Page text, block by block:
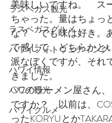
ラスベガス観光
ラスベガスグルメ
ハワイフォトウェディング
ハワイ情報
ハワイ観光
ハワイグルメ
美味しいですね。　ス
ちゃった。量はちょっ
な？　でも味は好き。
て感じで、どちらかと
派なぼくですが、それ
きました。
OCのラーメン屋さん
ですか？　以前は、
ったKORYUとか